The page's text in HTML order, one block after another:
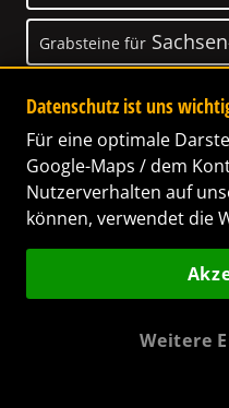
Grabsteine für
Grabsteine für
Grabsteine für
Unser Anspruch
Das Leben ist ein
Datenschutz ist uns
Für eine optimale
Google-Maps / dem
Nutzerverhalten auf
können, verwendet die
Weitere